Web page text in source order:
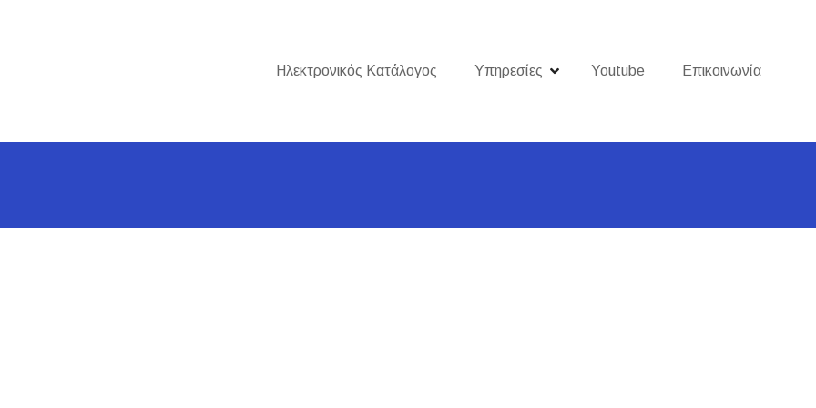
Ηλεκτρονικός Κατάλογος Υπηρεσίες Youtube Επικοινωνία